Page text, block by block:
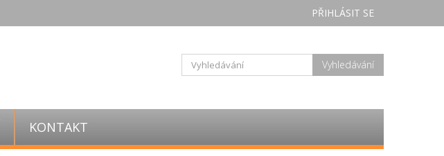
PŘIHLÁSIT SE
Vyhledávání
KONTAKT